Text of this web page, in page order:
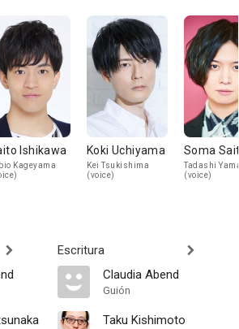
Ishikawa
Kageyama
Koki Uchiyama
Kei Tsukishima
(voice)
Soma
Tadashi
(voice)
Escritura
Claudia Abend
Guión
Taku Kishimoto